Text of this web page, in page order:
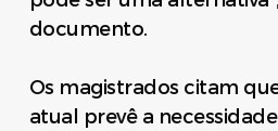
documento.
Os magistrados citam
atual prevê a